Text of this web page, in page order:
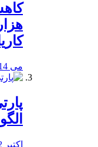
می 14, 2020
اکتبر 22, 2019